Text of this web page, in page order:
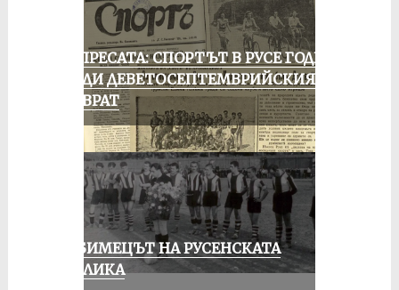
ОТ ПРЕСАТА: СПОРТЪТ В РУСЕ ГОДИНА
ПРЕДИ ДЕВЕТОСЕПТЕМВРИЙСКИЯ
ПРЕВРАТ
ЛЮБИМЕЦЪТ НА РУСЕНСКАТА
ПУБЛИКА